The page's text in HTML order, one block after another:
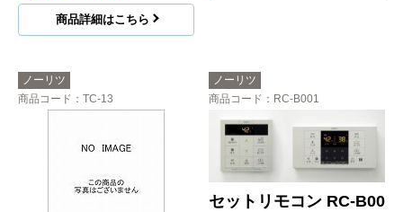
商品詳細はこちら
ノーリツ
商品コード ：TC-13
ノーリツ
商品コード ：RC-B001
セットリモコン RC-B00